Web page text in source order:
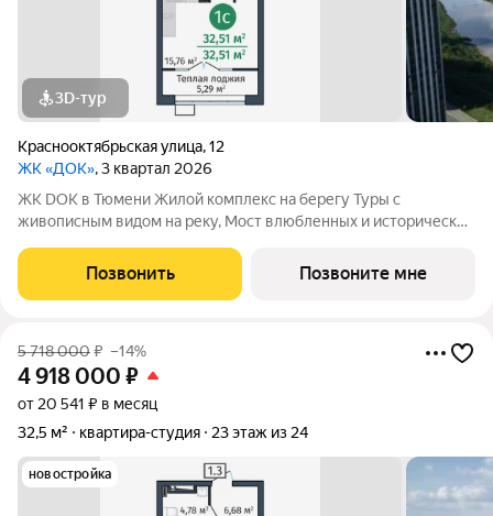
3D-тур
Краснооктябрьская улица,12
ЖК «ДОК», 3 квартал 2026
ЖК DOK в Тюмени Жилой комплекс на берегу Туры с
живописным видом на реку, Мост влюбленных и исторический
принципиально новой организацией общественных зон. Три
лепестка здания сходятся в большое
Позвонить Позвоните мне
5 718 000₽ –14%
4 918 000 ₽
от 20 541 ₽ в месяц
32,5 м²
квартира-студия 23 этаж из 24
новостройка